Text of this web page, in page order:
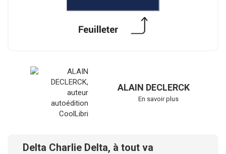
ALAIN DECLERCK
En savoir plus
Delta Charlie Delta, à tout va